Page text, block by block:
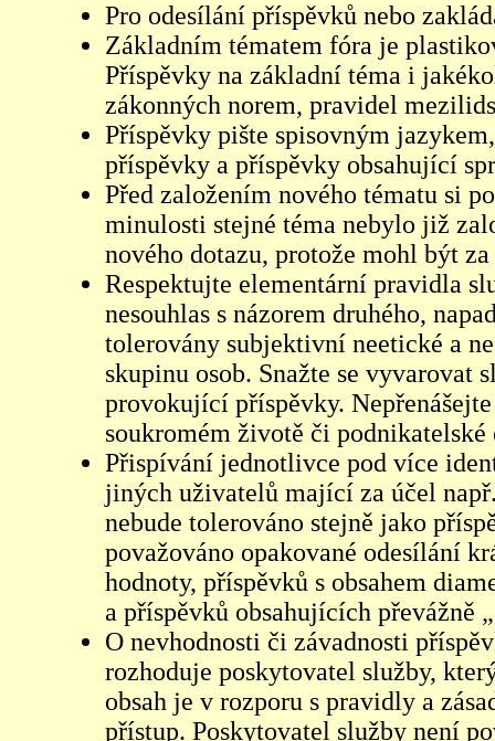
Pro odesílání příspěvků nebo
Základním tématem fóra je
Příspěvky na základní téma i
zákonných norem, pravidel
Příspěvky pište spisovným
příspěvky a příspěvky obsahující
Před založením nového tématu si
minulosti stejné téma nebylo již
nového dotazu, protože mohl být
Respektujte elementární pravidla
nesouhlas s názorem druhého,
tolerovány subjektivní neetické a
skupinu osob. Snažte se vyvarovat
provokující příspěvky.
soukromém životě či podnikatelské
Přispívání jednotlivce pod více
jiných uživatelů mající za účel
nebude tolerováno stejně jako
považováno opakované odesílání
hodnoty, příspěvků s obsahem
a příspěvků obsahujících převážně
O nevhodnosti či závadnosti
rozhoduje poskytovatel služby,
obsah je v rozporu s pravidly a
přístup. Poskytovatel služby není